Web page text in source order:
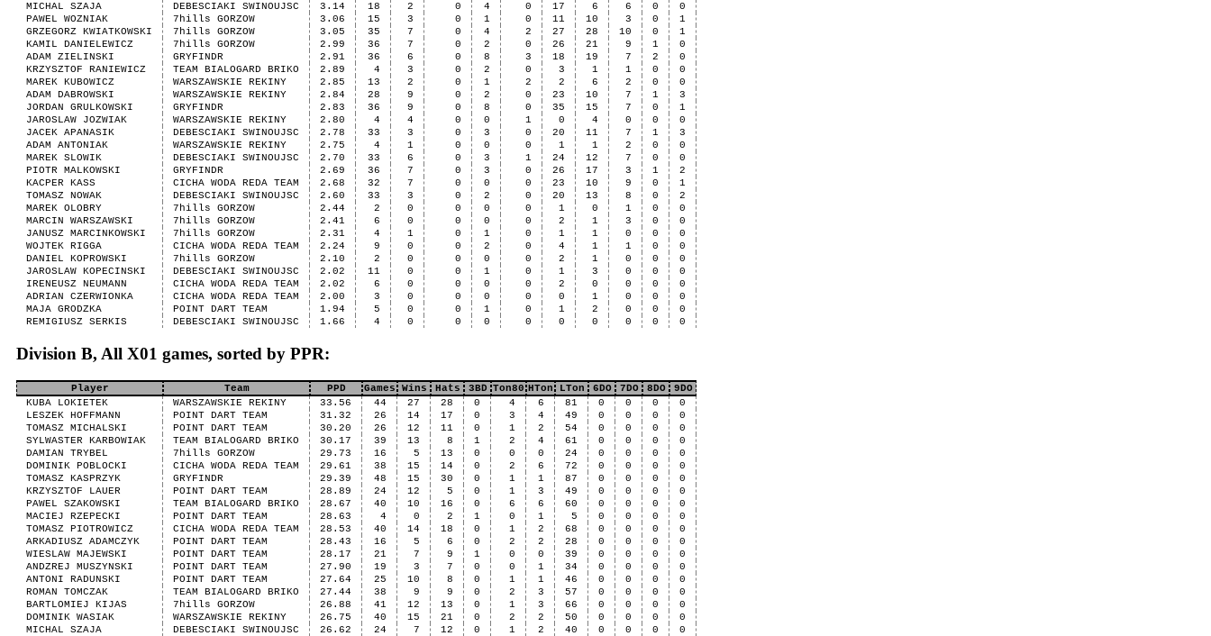
MICHAL SZAJA
DEBESCIAKI SWINOUJSC 3.14 18 2 0 4 0 17 6 6 0
0
PAWEL WOZNIAK
7hills GORZOW 3.06 15 3 0 1 0 11 10 3 0
1
GRZEGORZ KWIATKOWSKI
7hills GORZOW 3.05 35 7 0 4 2 27 28 10 0
1
KAMIL DANIELEWICZ
7hills GORZOW 2.99 36 7 0 2 0 26 21 9 1
0
ADAM ZIELINSKI
GRYFINDR 2.91 36 6 0 8 3 18 19 7 2
0
KRZYSZTOF RANIEWICZ
TEAM BIALOGARD BRIKO 2.89 4 3 0 2 0 3 1 1 0
0
MAREK KUBOWICZ
WARSZAWSKIE REKINY 2.85 13 2 0 1 2 2 6 2 0
0
ADAM DABROWSKI
WARSZAWSKIE REKINY 2.84 28 9 0 2 0 23 10 7 1
3
JORDAN GRULKOWSKI
GRYFINDR 2.83 36 9 0 8 0 35 15 7 0
1
JAROSLAW JOZWIAK
WARSZAWSKIE REKINY 2.80 4 4 0 0 1 0 4 0 0
0
JACEK APANASIK
DEBESCIAKI SWINOUJSC 2.78 33 3 0 3 0 20 11 7 1
3
ADAM ANTONIAK
WARSZAWSKIE REKINY 2.75 4 1 0 0 0 1 1 2 0
0
MAREK SLOWIK
DEBESCIAKI SWINOUJSC 2.70 33 6 0 3 1 24 12 7 0
0
PIOTR MALKOWSKI
GRYFINDR 2.69 36 7 0 3 0 26 17 3 1
2
KACPER KASS
CICHA WODA REDA TEAM 2.68 32 7 0 0 0 23 10 9 0
1
TOMASZ NOWAK
DEBESCIAKI SWINOUJSC 2.60 33 3 0 2 0 20 13 8 0
2
MAREK OLOBRY
7hills GORZOW 2.44 2 0 0 0 0 1 0 1 0
0
MARCIN WARSZAWSKI
7hills GORZOW 2.41 6 0 0 0 0 2 1 3 0
0
JANUSZ MARCINKOWSKI
7hills GORZOW 2.31 4 1 0 1 0 1 1 0 0
0
WOJTEK RIGGA
CICHA WODA REDA TEAM 2.24 9 0 0 2 0 4 1 1 0
0
DANIEL KOPROWSKI
7hills GORZOW 2.10 2 0 0 0 0 2 1 0 0
0
JAROSLAW KOPECINSKI
DEBESCIAKI SWINOUJSC 2.02 11 0 0 1 0 1 3 0 0
0
IRENEUSZ NEUMANN
CICHA WODA REDA TEAM 2.02 6 0 0 0 0 2 0 0 0
0
ADRIAN CZERWIONKA
CICHA WODA REDA TEAM 2.00 3 0 0 0 0 0 1 0 0
0
MAJA GRODZKA
POINT DART TEAM 1.94 5 0 0 1 0 1 2 0 0
0
REMIGIUSZ SERKIS
DEBESCIAKI SWINOUJSC 1.66 4 0 0 0 0 0 0 0 0 0
Division B, All X01 games, sorted by PPR:
Player Team PPD Games Wins Hats 3BD Ton80 HTon LTon 6DO 7DO 8DO
9DO
KUBA LOKIETEK
WARSZAWSKIE REKINY 33.56 44 27 28 0 4 6 81 0 0 0
0
LESZEK HOFFMANN
POINT DART TEAM 31.32 26 14 17 0 3 4 49 0 0 0
0
TOMASZ MICHALSKI
POINT DART TEAM 30.20 26 12 11 0 1 2 54 0 0 0
0
SYLWASTER KARBOWIAK
TEAM BIALOGARD BRIKO 30.17 39 13 8 1 2 4 61 0 0 0
0
DAMIAN TRYBEL
7hills GORZOW 29.73 16 5 13 0 0 0 24 0 0 0
0
DOMINIK POBLOCKI
CICHA WODA REDA TEAM 29.61 38 15 14 0 2 6 72 0 0 0
0
TOMASZ KASPRZYK
GRYFINDR 29.39 48 15 30 0 1 1 87 0 0 0
0
KRZYSZTOF LAUER
POINT DART TEAM 28.89 24 12 5 0 1 3 49 0 0 0
0
PAWEL SZAKOWSKI
TEAM BIALOGARD BRIKO 28.67 40 10 16 0 6 6 60 0 0 0
0
MACIEJ RZEPECKI
POINT DART TEAM 28.63 4 0 2 1 0 1 5 0 0 0
0
TOMASZ PIOTROWICZ
CICHA WODA REDA TEAM 28.53 40 14 18 0 1 2 68 0 0 0
0
ARKADIUSZ ADAMCZYK
POINT DART TEAM 28.43 16 5 6 0 2 2 28 0 0 0
0
WIESLAW MAJEWSKI
POINT DART TEAM 28.17 21 7 9 1 0 0 39 0 0 0
0
ANDZREJ MUSZYNSKI
POINT DART TEAM 27.90 19 3 7 0 0 1 34 0 0 0
0
ANTONI RADUNSKI
POINT DART TEAM 27.64 25 10 8 0 1 1 46 0 0 0
0
ROMAN TOMCZAK
TEAM BIALOGARD BRIKO 27.44 38 9 9 0 2 3 57 0 0 0
0
BARTLOMIEJ KIJAS
7hills GORZOW 26.88 41 12 13 0 1 3 66 0 0 0
0
DOMINIK WASIAK
WARSZAWSKIE REKINY 26.75 40 15 21 0 2 2 50 0 0 0
0
MICHAL SZAJA
DEBESCIAKI SWINOUJSC 26.62 24 7 12 0 1 2 40 0 0 0
0